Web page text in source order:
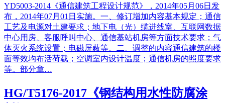
YD5003-2014《通信建筑工程设计规范》，2014年05月06日发
布，2014年07月01日实施。一、修订增加内容基本规定；通信
工艺及电源对土建要求；地下电（光）缆进线室、互联网数据
中心用房、客服呼叫中心、通信基站机房等方面技术要求；气
体灭火系统设置；电磁屏蔽等。二、调整的内容通信建筑的楼
面等效均布活荷载；空调室内设计温度；通信机房的照度要求
等。部分章…
HG/T5176-2017《钢结构用水性防腐涂